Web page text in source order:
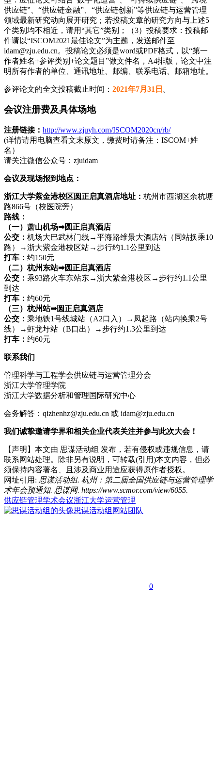
供应链”、“供应链金融”、“供应链创新”等供应链与运营管理
领域最新研究动向展开研究；若投稿文章的研究方向与上述5
个类别均不相近，请用“其它”类别；（3）投稿要求：投稿邮
件请以“ISCOM2021最佳论文”为主题，发送邮件至
idam@zju.edu.cn。投稿论文必须是word或PDF格式，以“第一
作者姓名+参评类别+论文题目”做文件名，A4排版，论文中注
明所有作者的单位、通讯地址、邮编、联系电话、邮箱地址。
参评论文的全文投稿截止时间： 2021年7月31日 。
会议注册费及具体场地
注册链接： http://www.zjuyh.com/ISCOM2020cn/rb/
(详情请用电脑查看文末原文，缴费时请备注：ISCOM+姓
名）
请关注微信公众号：zjuidam
会议及现场报到地点：
浙江大学紫金港校区圆正启真酒店地址： 杭州市西湖区余杭塘
路866号（校医院旁）
路线：
（一）萧山机场➡圆正启真酒店
公交： 机场大巴武林门线→平海路维景大酒店站（同站换乘10
路）→浙大紫金港校区站→步行约1.1公里到达
打车： 约150元
（二）杭州东站➡圆正启真酒店
公交： 乘93路火车东站东→浙大紫金港校区→步行约1.1公里
到达
打车： 约60元
（三）杭州站➡圆正启真酒店
公交： 乘地铁1号线城站（A2口入）→凤起路（站内换乘2号
线）→虾龙圩站（B口出）→步行约1.3公里到达
打车： 约60元
联系我们
管理科学与工程学会供应链与运营管理分会
浙江大学管理学院
浙江大学数据分析和管理国际研究中心
会务解答：qizhenhz@zju.edu.cn 或 idam@zju.edu.cn
我们诚挚邀请学界和相关企业代表关注并参与此次大会！
【声明】本文由 思谋活动组 发布，若有侵权或违规信息，请
联系网站处理。除非另有说明，可转载(引用)本文内容，但必
须保持内容署名、且涉及商业用途应获得原作者授权。
网址引用: 思谋活动组. 杭州：第二届全国供应链与运营管理学
术年会预通知. 思谋网. https://www.scmor.com/view/6055.
供应链管理学术会议浙江大学运营管理
思谋活动组 网站团队
0